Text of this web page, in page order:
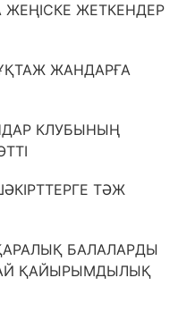
ЖЕТКЕНДЕР
ЖАНДАРҒА
КЛУБЫНЫҢ
ТӘЖ
БАЛАЛАРДЫ
ҚАЙЫРЫМДЫЛЫҚ